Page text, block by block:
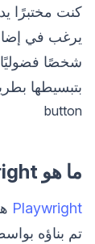
كنت مختبرًا
يرغب في
شخصًا فضوليًا
بتبسيطها
button
ما هو Playwright ولماذا يجب أن تهتم به؟
Playwright